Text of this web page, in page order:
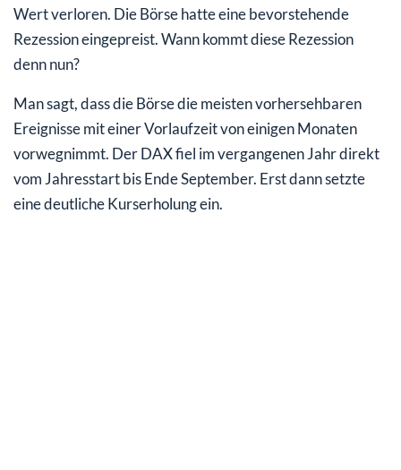
als den DAX
Wert verloren. Die Börse hatte eine bevorstehende
Rezession eingepreist. Wann kommt diese Rezession
denn nun?
Man sagt, dass die Börse die meisten vorhersehbaren
Ereignisse mit einer Vorlaufzeit von einigen Monaten
vorwegnimmt. Der DAX fiel im vergangenen Jahr direkt
vom Jahresstart bis Ende September. Erst dann setzte
eine deutliche Kurserholung ein.